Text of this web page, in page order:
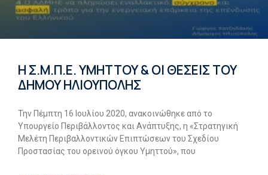
Η Σ.Μ.Π.Ε. ΥΜΗΤΤΟΥ & ΟΙ ΘΕΣΕΙΣ ΤΟΥ
ΔΗΜΟΥ ΗΛΙΟΥΠΟΛΗΣ
Την Πέμπτη 16 Ιουλίου 2020, ανακοινώθηκε από το
Υπουργείο Περιβάλλοντος και Ανάπτυξης, η «Στρατηγική
Μελέτη Περιβαλλοντικών Επιπτώσεων του Σχεδίου
Προστασίας του ορεινού όγκου Υμηττού», που